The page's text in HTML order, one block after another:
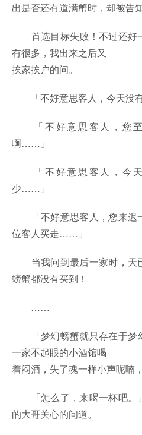
出是否还有道满蟹时，却被告
首选目标失败！不过还好
有很多，我出来之后又
挨家挨户的问。
「不好意思客人，今天没
「不好意思客人，您至
啊……」
「不好意思客人，今天
少……」
「不好意思客人，您来迟
位客人买走……」
当我问到最后一家时，天
螃蟹都没有买到！
……
「梦幻螃蟹就只存在于梦
一家不起眼的小酒馆喝
着闷酒，失了魂一样小声呢喃
「怎么了，来喝一杯吧。
的大哥关心的问道。